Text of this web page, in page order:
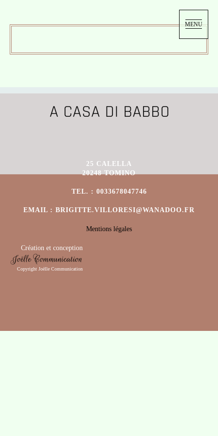
MENU
25 CALELLA
20248 TOMINO
TEL. : 0033678047746
EMAIL : BRIGITTE.VILLORESI@WANADOO.FR
Mentions légales
Création et conception
Copyright Joëlle Communication